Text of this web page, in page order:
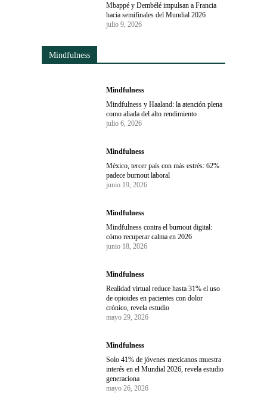
Mbappé y Dembélé impulsan a Francia
hacia semifinales del Mundial 2026
julio 9, 2026
Mindfulness
Mindfulness
Mindfulness y Haaland: la atención plena
como aliada del alto rendimiento
julio 6, 2026
Mindfulness
México, tercer país con más estrés: 62%
padece burnout laboral
junio 19, 2026
Mindfulness
Mindfulness contra el burnout digital:
cómo recuperar calma en 2026
junio 18, 2026
Mindfulness
Realidad virtual reduce hasta 31% el uso
de opioides en pacientes con dolor
crónico, revela estudio
mayo 29, 2026
Mindfulness
Solo 41% de jóvenes mexicanos muestra
interés en el Mundial 2026, revela estudio
generaciona
mayo 26, 2026